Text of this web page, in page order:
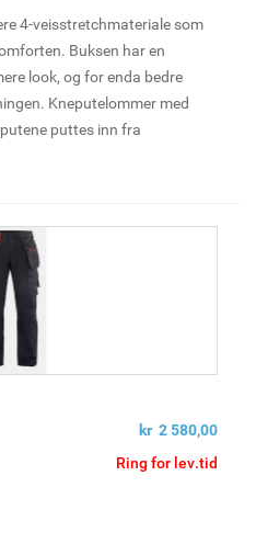
4-veisstretchmateriale som
Buksen har en
look, og for enda bedre
Kneputelommer med
puttes inn fra
har den mesh i kneet, noe
kr 2 580,00
Ring for lev.tid